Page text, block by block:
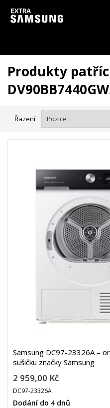
Vzhledem k aktuální situaci se
zpozdit.
Produkty
Řazení
Samsung DC97-23326A –
sušičku značky Samsung
2 959,00 Kč
DC97-23326A
Dodání do 4 dnů